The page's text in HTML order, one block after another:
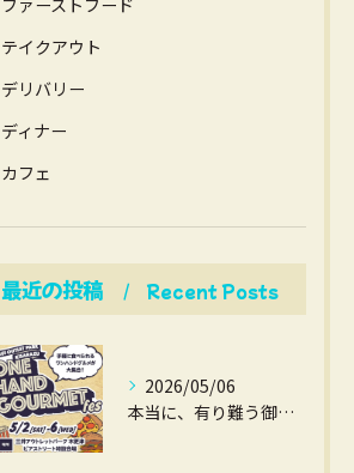
テイクアウト
デリバリー
ディナー
カフェ
最近の投稿 Recent Posts
2026/05/06
本当に、有り難う御座いました。